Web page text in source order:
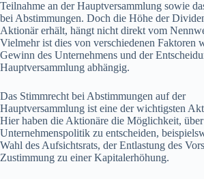
Teilnahme an der Hauptversammlung sowie
bei Abstimmungen. Doch die Höhe der
Aktionär erhält, hängt nicht direkt vom
Vielmehr ist dies von verschiedenen Faktoren
Gewinn des Unternehmens und der
Hauptversammlung abhängig.
Das Stimmrecht bei Abstimmungen auf der
Hauptversammlung ist eine der wichtigsten
Hier haben die Aktionäre die Möglichkeit,
Unternehmenspolitik zu entscheiden,
Wahl des Aufsichtsrats, der Entlastung des
Zustimmung zu einer Kapitalerhöhung.